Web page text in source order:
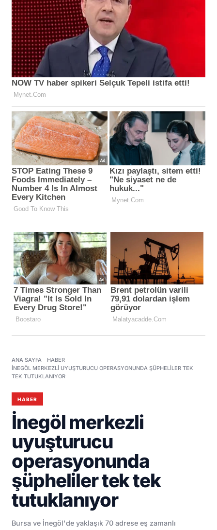
ANA SAYFA
HABER
İNEGÖL MERKEZLI UYUŞTURUCU OPERASYONUNDA ŞÜPHELILER TEK
TEK TUTUKLANIYOR
HABER
İnegöl merkezli
uyuşturucu
operasyonunda
şüpheliler tek tek
tutuklanıyor
Bursa ve İnegöl'de yaklaşık 70 adrese eş zamanlı